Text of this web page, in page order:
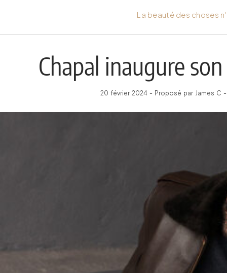
La beauté des choses
Chapal inaugure
20 février 2024 - Proposé par James C